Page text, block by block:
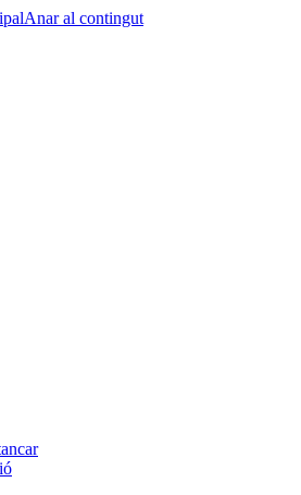
Anar al contingut